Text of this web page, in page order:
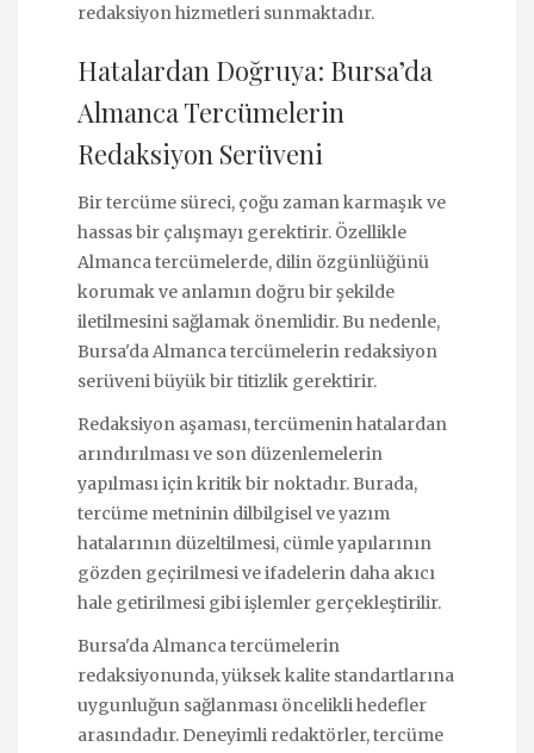
redaksiyon hizmetleri sunmaktadır.
Hatalardan Doğruya: Bursa’da
Almanca Tercümelerin
Redaksiyon Serüveni
Bir tercüme süreci, çoğu zaman karmaşık ve
hassas bir çalışmayı gerektirir. Özellikle
Almanca tercümelerde, dilin özgünlüğünü
korumak ve anlamın doğru bir şekilde
iletilmesini sağlamak önemlidir. Bu nedenle,
Bursa'da Almanca tercümelerin redaksiyon
serüveni büyük bir titizlik gerektirir.
Redaksiyon aşaması, tercümenin hatalardan
arındırılması ve son düzenlemelerin
yapılması için kritik bir noktadır. Burada,
tercüme metninin dilbilgisel ve yazım
hatalarının düzeltilmesi, cümle yapılarının
gözden geçirilmesi ve ifadelerin daha akıcı
hale getirilmesi gibi işlemler gerçekleştirilir.
Bursa'da Almanca tercümelerin
redaksiyonunda, yüksek kalite standartlarına
uygunluğun sağlanması öncelikli hedefler
arasındadır. Deneyimli redaktörler, tercüme